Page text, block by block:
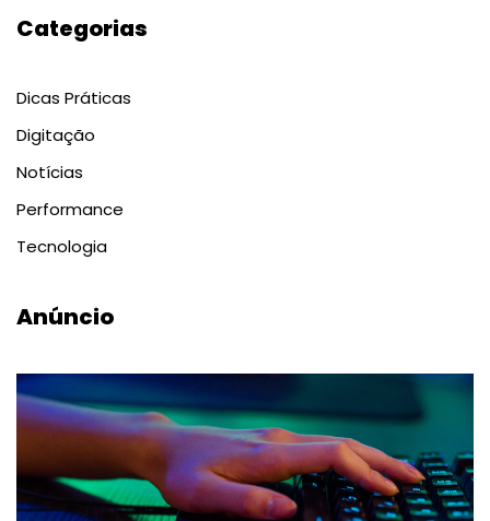
Categorias
Dicas Práticas
Digitação
Notícias
Performance
Tecnologia
Anúncio